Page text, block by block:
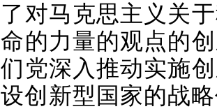
对马克思主义关
的力量的观点的
党深入推动实施
创新型国家的战